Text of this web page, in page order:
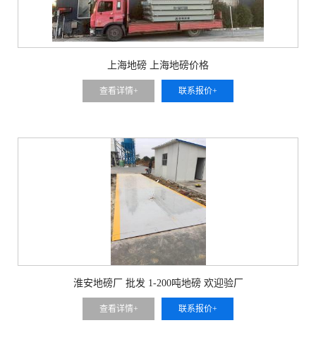
上海地磅 上海地磅价格
查看详情+ 联系报价+
淮安地磅厂 批发 1-200吨地磅 欢迎验厂
查看详情+ 联系报价+